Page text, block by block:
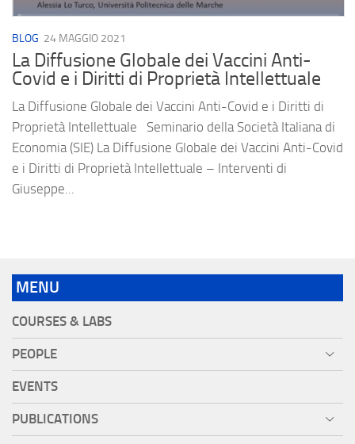
BLOG 24 MAGGIO 2021
La Diffusione Globale dei Vaccini Anti-
Covid e i Diritti di Proprietà Intellettuale
La Diffusione Globale dei Vaccini Anti-Covid e i Diritti di
Proprietà Intellettuale Seminario della Società Italiana di
Economia (SIE) La Diffusione Globale dei Vaccini Anti-Covid
e i Diritti di Proprietà Intellettuale – Interventi di
Giuseppe...
MENU
COURSES & LABS
PEOPLE
EVENTS
PUBLICATIONS